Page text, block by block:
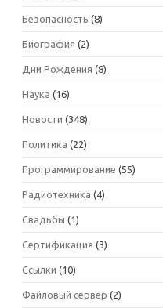
Безопасность (8)
Биография (2)
Дни Рождения (8)
Наука (16)
Новости (348)
Политика (22)
Программирование (55)
Радиотехника (4)
Свадьбы (1)
Сертификация (3)
Ссылки (10)
Файловый сервер (2)